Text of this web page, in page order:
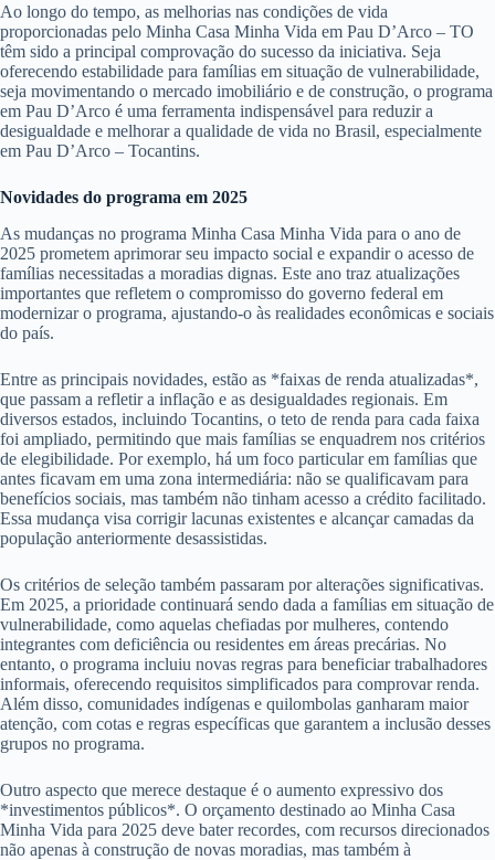
Ao longo do tempo, as melhorias nas condições de vida
proporcionadas pelo Minha Casa Minha Vida em Pau D’Arco – TO
têm sido a principal comprovação do sucesso da iniciativa. Seja
oferecendo estabilidade para famílias em situação de vulnerabilidade,
seja movimentando o mercado imobiliário e de construção, o programa
em Pau D’Arco é uma ferramenta indispensável para reduzir a
desigualdade e melhorar a qualidade de vida no Brasil, especialmente
em Pau D’Arco – Tocantins.
Novidades do programa em 2025
As mudanças no programa Minha Casa Minha Vida para o ano de
2025 prometem aprimorar seu impacto social e expandir o acesso de
famílias necessitadas a moradias dignas. Este ano traz atualizações
importantes que refletem o compromisso do governo federal em
modernizar o programa, ajustando-o às realidades econômicas e sociais
do país.
Entre as principais novidades, estão as *faixas de renda atualizadas*,
que passam a refletir a inflação e as desigualdades regionais. Em
diversos estados, incluindo Tocantins, o teto de renda para cada faixa
foi ampliado, permitindo que mais famílias se enquadrem nos critérios
de elegibilidade. Por exemplo, há um foco particular em famílias que
antes ficavam em uma zona intermediária: não se qualificavam para
benefícios sociais, mas também não tinham acesso a crédito facilitado.
Essa mudança visa corrigir lacunas existentes e alcançar camadas da
população anteriormente desassistidas.
Os critérios de seleção também passaram por alterações significativas.
Em 2025, a prioridade continuará sendo dada a famílias em situação de
vulnerabilidade, como aquelas chefiadas por mulheres, contendo
integrantes com deficiência ou residentes em áreas precárias. No
entanto, o programa incluiu novas regras para beneficiar trabalhadores
informais, oferecendo requisitos simplificados para comprovar renda.
Além disso, comunidades indígenas e quilombolas ganharam maior
atenção, com cotas e regras específicas que garantem a inclusão desses
grupos no programa.
Outro aspecto que merece destaque é o aumento expressivo dos
*investimentos públicos*. O orçamento destinado ao Minha Casa
Minha Vida para 2025 deve bater recordes, com recursos direcionados
não apenas à construção de novas moradias, mas também à